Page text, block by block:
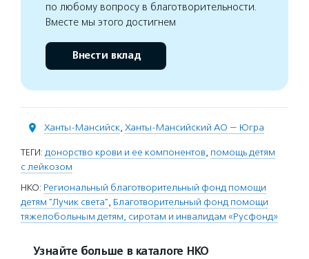
по любому вопросу в благотворительности.
Вместе мы этого достигнем
Внести вклад
Ханты-Мансийск, Ханты-Мансийский АО — Югра
ТЕГИ: донорство крови и ее компонентов, помощь детям
с лейкозом
НКО: Региональный благотворительный фонд помощи
детям "Лучик света", Благотворительный фонд помощи
тяжелобольным детям, сиротам и инвалидам «Русфонд»
Узнайте больше в каталоге НКО